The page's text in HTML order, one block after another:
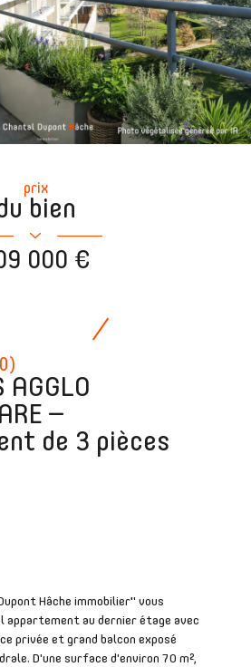
AGGLO
–
de 3 pièces
Hâche immobilier" vous
appartement au dernier étage avec
privée et grand balcon exposé
D'une surface d'environ 70 m²,
prix
bien
000 €